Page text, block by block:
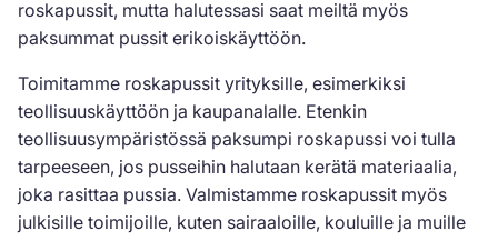
roskapussit, mutta halutessasi saat meiltä myös
paksummat pussit erikoiskäyttöön.
Toimitamme roskapussit yrityksille, esimerkiksi
teollisuuskäyttöön ja kaupanalalle. Etenkin
teollisuusympäristössä paksumpi roskapussi voi tulla
tarpeeseen, jos pusseihin halutaan kerätä materiaalia,
joka rasittaa pussia. Valmistamme roskapussit myös
julkisille toimijoille, kuten sairaaloille, kouluille ja muille